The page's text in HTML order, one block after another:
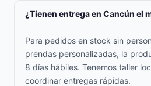
¿Tienen entrega en Cancún el
Para pedidos en stock sin
prendas personalizadas, la
8 días hábiles. Tenemos taller
coordinar entregas rápidas.